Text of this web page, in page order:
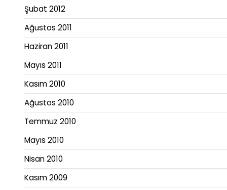
Şubat 2012
Ağustos 2011
Haziran 2011
Mayıs 2011
Kasım 2010
Ağustos 2010
Temmuz 2010
Mayıs 2010
Nisan 2010
Kasım 2009